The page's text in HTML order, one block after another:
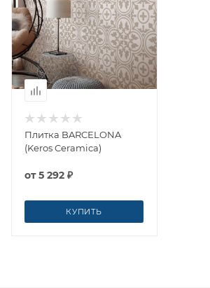
Плитка BARCELONA
(Keros Ceramica)
от5 292 ₽
КУПИТЬ